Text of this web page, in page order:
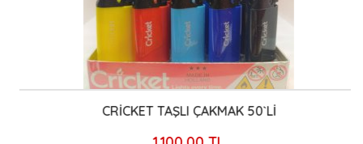
CRİCKET TAŞLI ÇAKMAK 50`Lİ